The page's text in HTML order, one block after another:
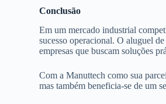
Conclusão
Em um mercado industrial
sucesso operacional. O aluguel
empresas que buscam soluções
Com a Manuttech como sua
mas também beneficia-se de um